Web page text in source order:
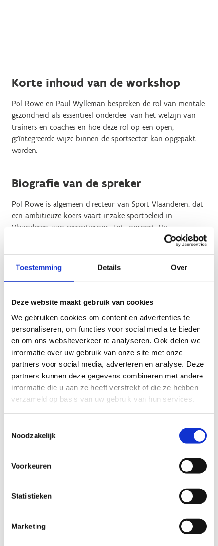
Toestemming Details Over
Deze website maakt gebruik van cookies
We gebruiken cookies om content en advertenties te
personaliseren, om functies voor social media te bieden
en om ons websiteverkeer te analyseren. Ook delen we
informatie over uw gebruik van onze site met onze
partners voor social media, adverteren en analyse. Deze
partners kunnen deze gegevens combineren met andere
informatie die u aan ze heeft verstrekt of die ze hebben
verzameld op basis van uw gebruik van hun services.
Noodzakelijk
Voorkeuren
Statistieken
Marketing
Korte inhoud van de workshop
Pol Rowe en Paul Wylleman bespreken de rol van mentale
gezondheid als essentieel onderdeel van het welzijn van
trainers en coaches en hoe deze rol op een open,
geïntegreerde wijze binnen de sportsector kan opgepakt
worden.
Biografie van de spreker
Pol Rowe is algemeen directeur van Sport Vlaanderen, dat
een ambitieuze koers vaart inzake sportbeleid in
Vlaanderen, van recreatiesport tot topsport. Hij
combineert zijn beleidsrol met zijn passie voor onderwijs
Empathisch in de omgang, veeleisend in de inhoud en
steeds resultaatgericht, staat Rowe bekend als een
Hij is doctor in de lichamelijke opvoeding (PhD LO) en
Trainer A Basketbal.
Pol Rowe